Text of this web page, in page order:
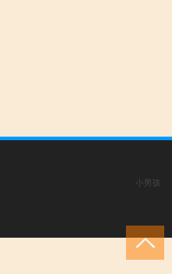
小男孩